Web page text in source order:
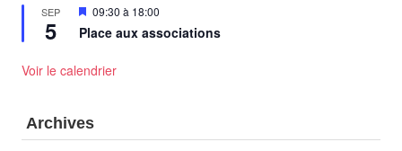
SEP
5
Mis
avant
09:30 à 18:00
Place aux associations
Voir le calendrier
Archives